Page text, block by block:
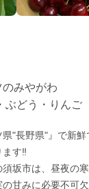
みやがわ
ぶどう・りんご
県"長野県"』で新
す‼︎
坂市は、昼夜の
甘みに必要不可